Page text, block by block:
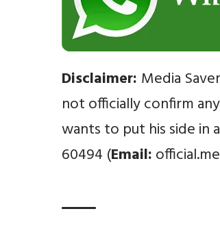
Disclaimer: Media
not officially confirm
wants to put his side in
60494 (Email: